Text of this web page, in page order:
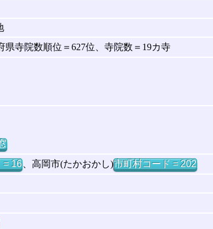
寺院数順位＝627位、寺院数＝19カ寺
= 16、高岡市(たかおかし)市町村コード = 202